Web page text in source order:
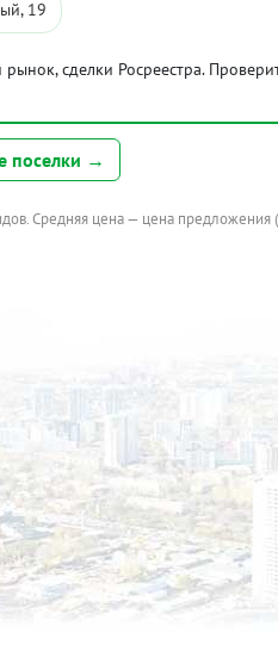
19
сделки Росреестра.
поселки →
Средняя цена — цена